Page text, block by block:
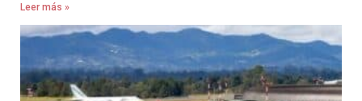
Leer más »